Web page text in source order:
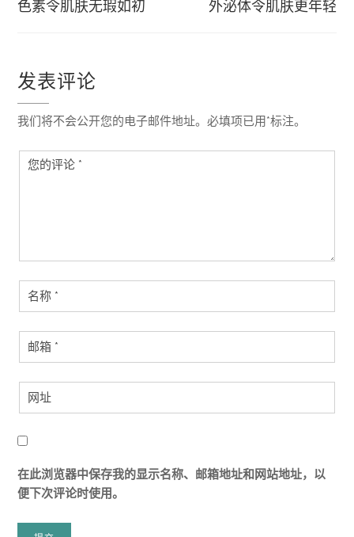
色素令肌肤无瑕如初
外泌体令肌肤更年轻
发表评论
我们将不会公开您的电子邮件地址。必填项已用*标注。
在此浏览器中保存我的显示名称、邮箱地址和网站地址，以
便下次评论时使用。